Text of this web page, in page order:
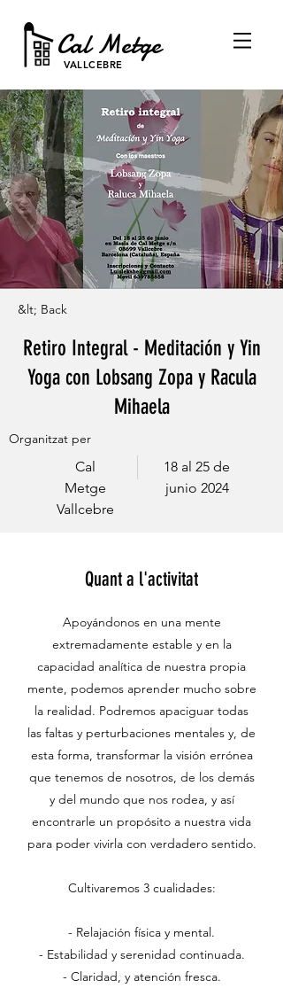
Cal Metge
VALLCEBRE
&lt; Back
Retiro Integral - Meditación y Yin
Yoga con Lobsang Zopa y Racula
Mihaela
Organitzat per
Cal
Metge
Vallcebre
18 al 25 de
junio 2024
Quant a l'activitat
Apoyándonos en una mente
extremadamente estable y en la
capacidad analítica de nuestra propia
mente, podemos aprender mucho sobre
la realidad. Podremos apaciguar todas
las faltas y perturbaciones mentales y, de
esta forma, transformar la visión errónea
que tenemos de nosotros, de los demás
y del mundo que nos rodea, y así
encontrarle un propósito a nuestra vida
para poder vivirla con verdadero sentido.
Cultivaremos 3 cualidades:
- Relajación física y mental.
- Estabilidad y serenidad continuada.
- Claridad, y atención fresca.